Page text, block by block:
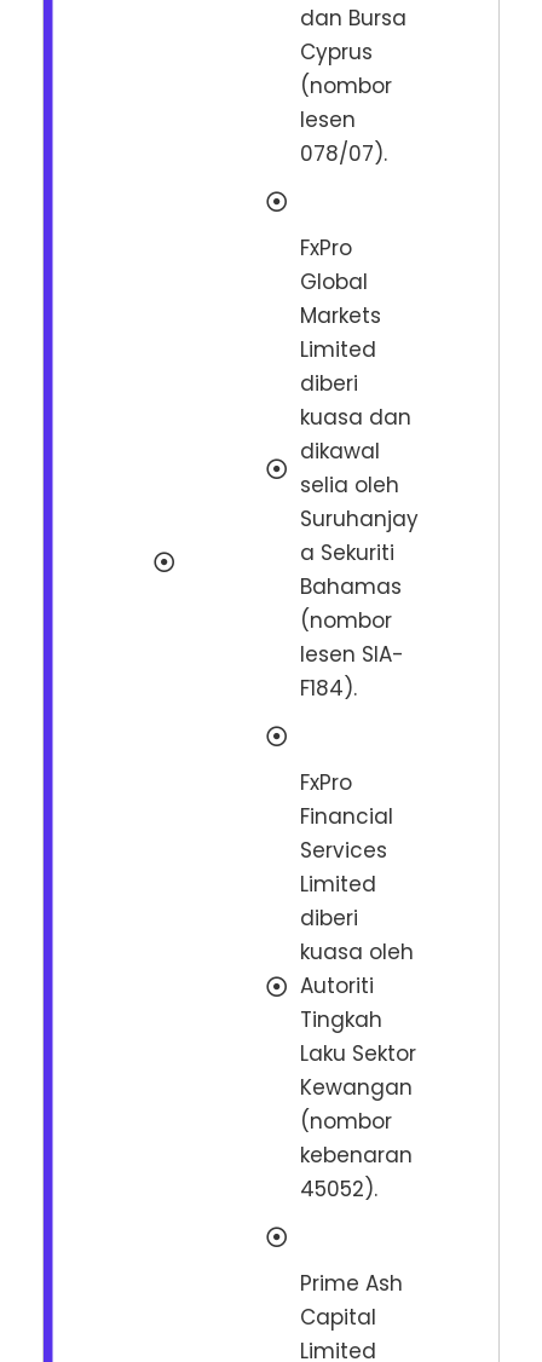
dan Bursa
Cyprus
(nombor
lesen
078/07).
FxPro
Global
Markets
Limited
diberi
kuasa dan
dikawal
selia oleh
Suruhanjay
a Sekuriti
Bahamas
(nombor
lesen SIA-
F184).
FxPro
Financial
Services
Limited
diberi
kuasa oleh
Autoriti
Tingkah
Laku Sektor
Kewangan
(nombor
kebenaran
45052).
Prime Ash
Capital
Limited